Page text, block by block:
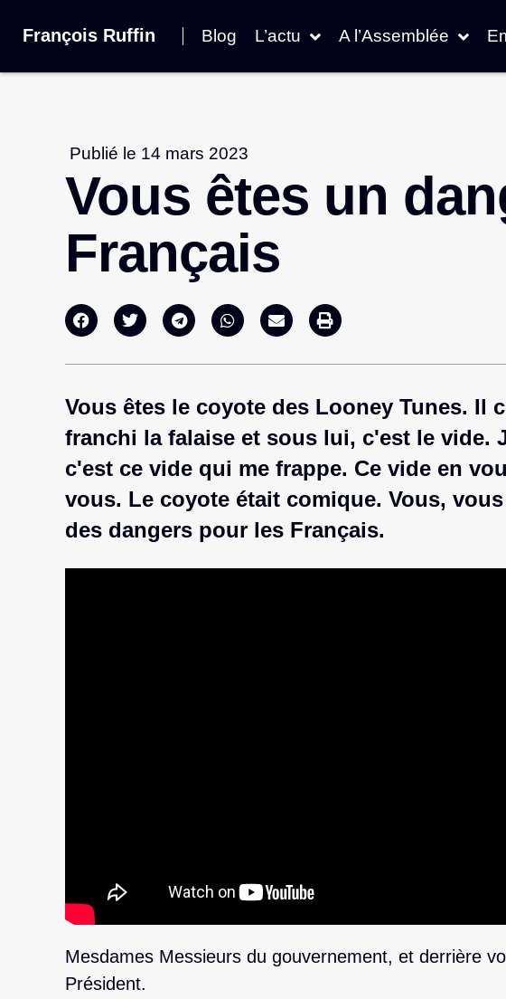
François Ruffin Blog L’actu A l’Assemblée
Publié le 14 mars 2023
Vous êtes un
Français
Vous êtes le coyote des Looney Tunes. Il
franchi la falaise et sous lui, c'est le vide.
c'est ce vide qui me frappe. Ce vide en
vous. Le coyote était comique. Vous,
des dangers pour les Français.
Mesdames Messieurs du gouvernement, et derrière
Président.